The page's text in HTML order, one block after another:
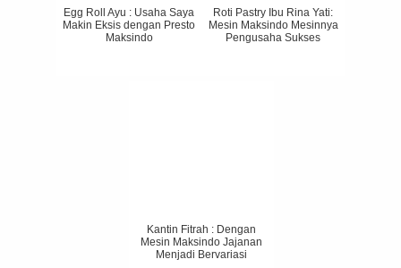
Egg Roll Ayu : Usaha Saya
Makin Eksis dengan Presto
Maksindo
Roti Pastry Ibu Rina Yati:
Mesin Maksindo Mesinnya
Pengusaha Sukses
Kantin Fitrah : Dengan
Mesin Maksindo Jajanan
Menjadi Bervariasi